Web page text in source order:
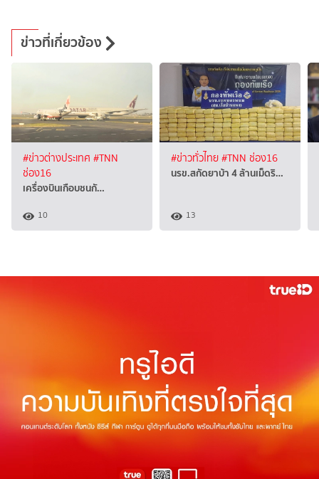
ข่าวที่เกี่ยวข้อง
#ข่าวต่างประเทศ #TNN
ช่อง16
เครื่องบินเกือบชนกั…
10
#ข่าวทั่วไทย#TNN ช่อง16
นรข.สกัดยาบ้า 4 ล้านเม็ดริ…
13